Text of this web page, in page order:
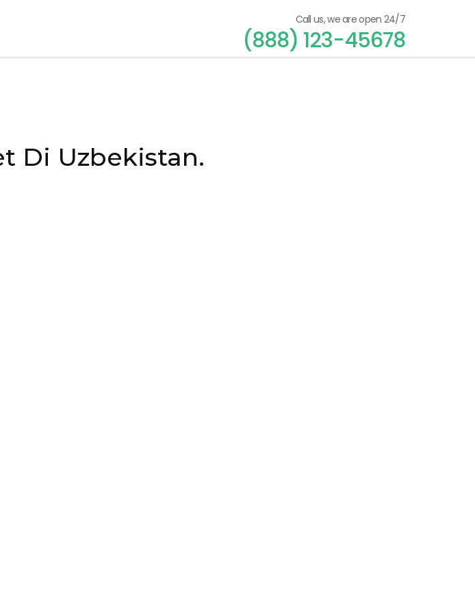
Call us, we are open 24/7
(888) 123-45678
Di Uzbekistan.